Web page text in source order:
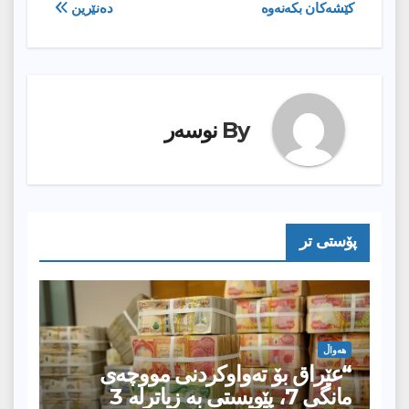
دەنێرین
كێشه‌كان بكه‌نه‌وه‌
By نوسەر
پۆستى تر
هەواڵ
“عێراق بۆ تەواوکردنی مووچەی
مانگى 7، پێویستی بە زیاترلە 3